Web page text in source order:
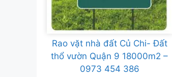
Rao vặt nhà đất Củ Chi- Đất
thổ vườn Quận 9 18000m2 –
0973 454 386